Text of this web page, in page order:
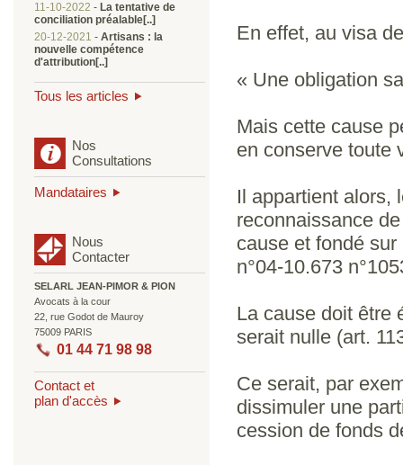
11-10-2022 - La tentative de
conciliation préalable[..]
20-12-2021 - Artisans : la
nouvelle compétence
d'attribution[..]
Tous les articles
Nos
Consultations
Mandataires
Nous
Contacter
SELARL JEAN-PIMOR & PION
Avocats à la cour
22, rue Godot de Mauroy
75009 PARIS
01 44 71 98 98
Contact et
plan d'accès
En effet, au visa
« Une obligation
Mais cette cause
en conserve toute
Il appartient alors,
reconnaissance
cause et fondé
n°04-10.673
La cause doit être
serait nulle (art.
Ce serait, par
dissimuler une
cession de fonds